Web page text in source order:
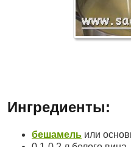
Ингредиенты:
бешамель или